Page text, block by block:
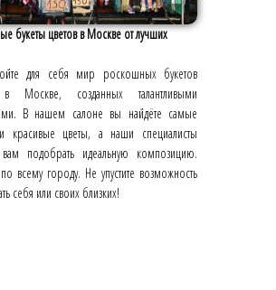
букеты цветов в Москве от лучших
для себя мир роскошных букетов
Москве, созданных талантливыми
В нашем салоне вы найдёте самые
красивые цветы, а наши специалисты
вам подобрать идеальную композицию.
по всему городу. Не упустите возможность
себя или своих близких!